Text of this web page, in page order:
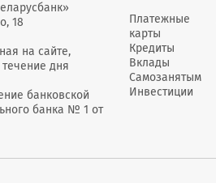
18
на сайте,
дня
банковской
банка № 1 от
Платежные
карты
Кредиты
Вклады
Самозанятым
Инвестиции